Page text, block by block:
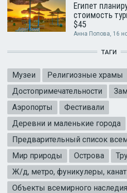
Египет
стоимость
$45
Анна Попова, 16
ТАГИ
Музеи
Религиозные храмы
Достопримечательности
Аэропорты
Фестивали
Деревни и маленькие города
Предварительный список
Мир природы
Острова
Ж/д, метро, фуникулеры,
Объекты всемирного наследия